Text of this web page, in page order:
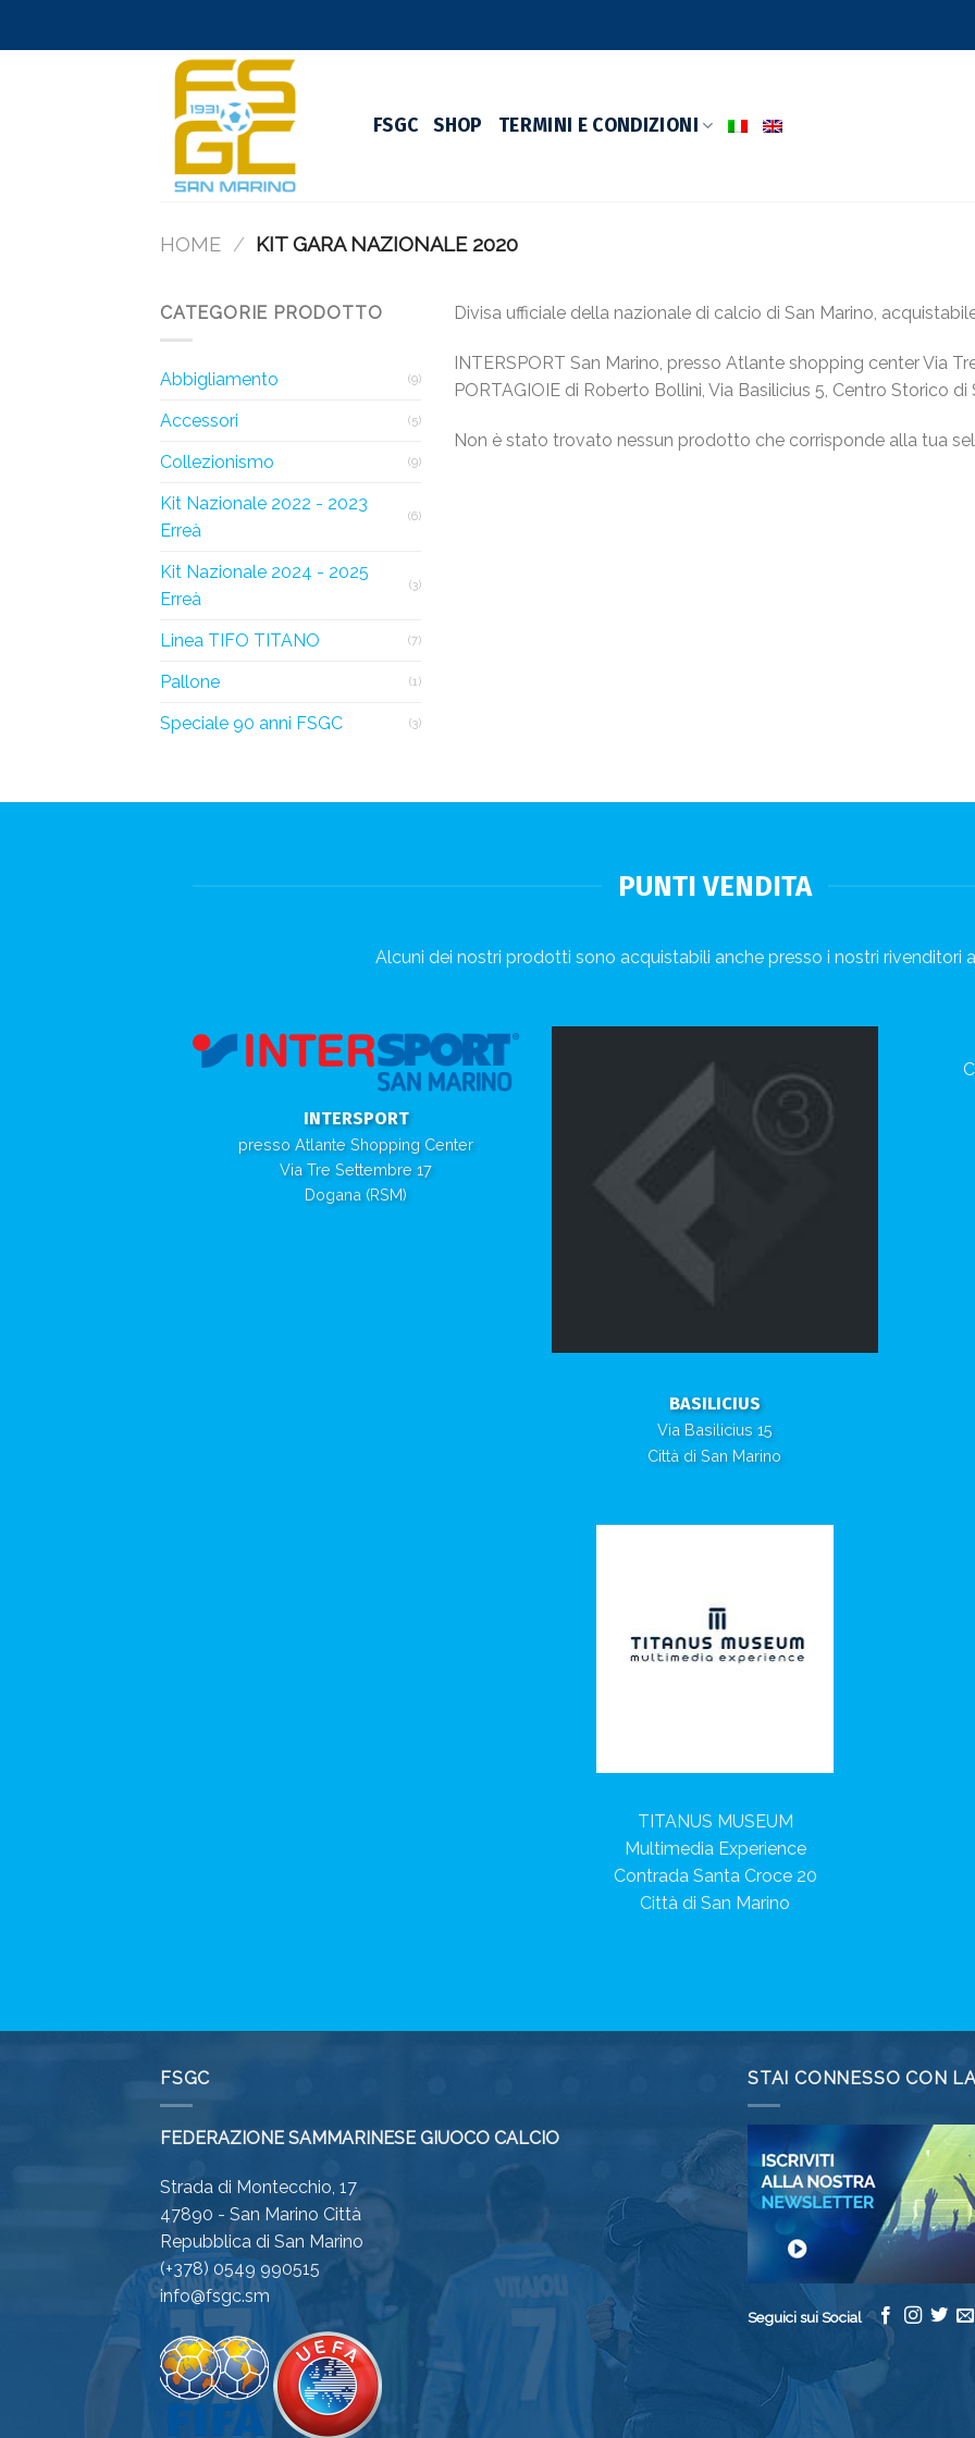
FSGC SHOP TERMINI E CONDIZIONI
HOME / KIT GARA NAZIONALE 2020
CATEGORIE PRODOTTO
Abbigliamento (9)
Accessori (5)
Collezionismo (9)
Kit Nazionale 2022 - 2023
Erreà
(6)
Kit Nazionale 2024 - 2025
Erreà
(3)
Linea TIFO TITANO (7)
Pallone (1)
Speciale 90 anni FSGC (3)
Divisa ufficiale della nazionale di calcio di San Marino,
INTERSPORT San Marino, presso Atlante shopping center Via
PORTAGIOIE di Roberto Bollini, Via Basilicius 5, Centro Storico di
Non è stato trovato nessun prodotto che corrisponde alla tua
PUNTI VENDITA
Alcuni dei nostri prodotti sono acquistabili anche presso i nostri rivenditori
INTERSPORT
presso Atlante Shopping Center
Via Tre Settembre 17
Dogana (RSM)
BASILICIUS
Via Basilicius 15
Città di San Marino
TITANUS MUSEUM
Multimedia Experience
Contrada Santa Croce 20
Città di San Marino
FSGC
FEDERAZIONE SAMMARINESE GIUOCO CALCIO
Strada di Montecchio, 17
47890 - San Marino Città
Repubblica di San Marino
(+378) 0549 990515
info@fsgc.sm
STAI CONNESSO CON
Seguici sui Social